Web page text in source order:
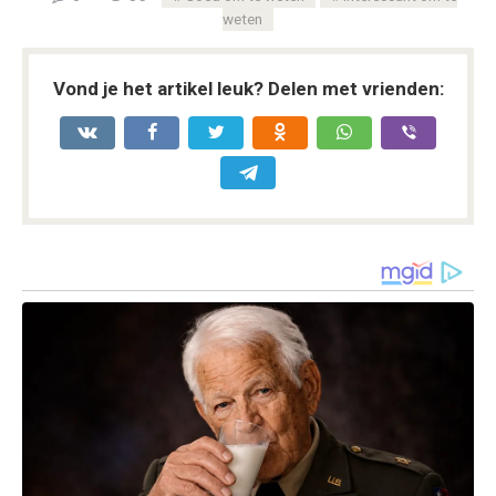
weten
Vond je het artikel leuk? Delen met vrienden: